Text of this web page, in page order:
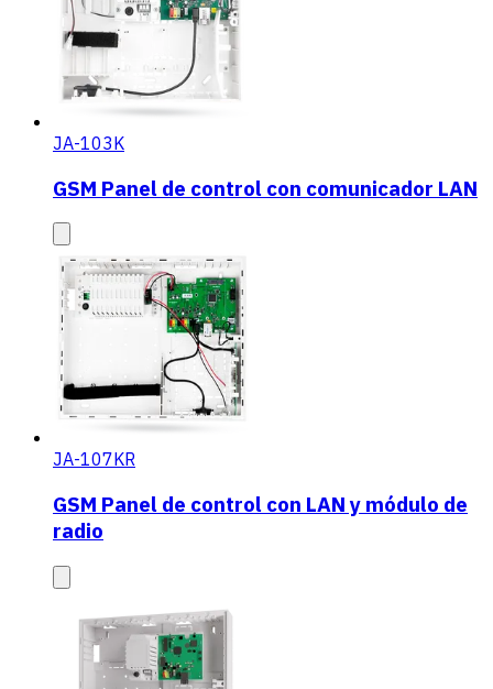
JA-103K
GSM Panel de control con comunicador LAN
JA-107KR
GSM Panel de control con LAN y módulo de
radio